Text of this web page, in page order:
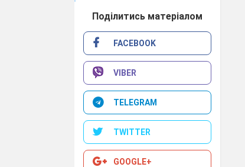
Поділитись матеріалом
FACEBOOK
VIBER
TELEGRAM
TWITTER
GOOGLE+